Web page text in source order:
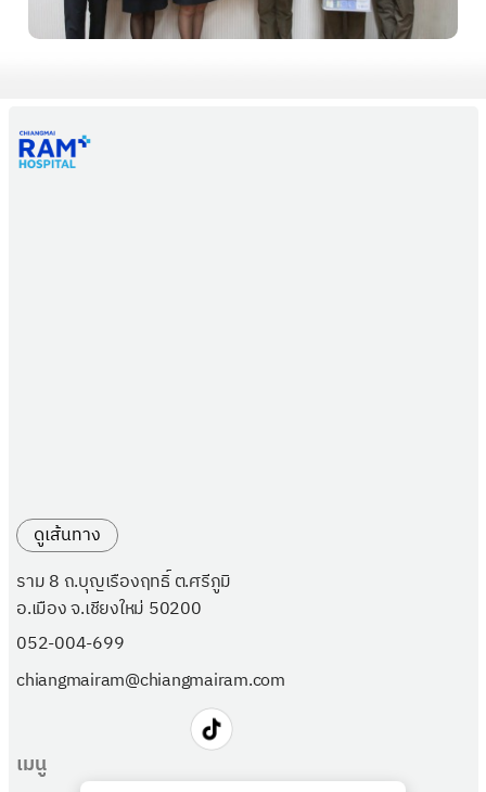
เมนู
ดูเส้นทาง
ราม 8 ถ.บุญเรืองฤทธิ์ ต.ศรีภูมิ
อ.เมือง จ.เชียงใหม่ 50200
052-004-699
chiangmairam@chiangmairam.com